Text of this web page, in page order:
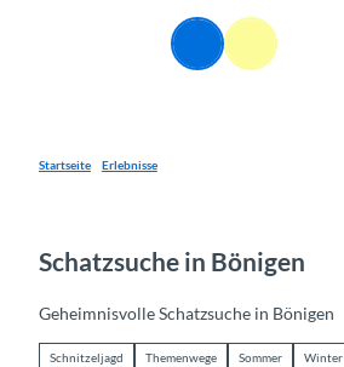
Suche Menü
Startseite Erlebnisse
Schatzsuche in Bönigen
Geheimnisvolle Schatzsuche in Bönigen
Schnitzeljagd Themenwege Sommer Winter